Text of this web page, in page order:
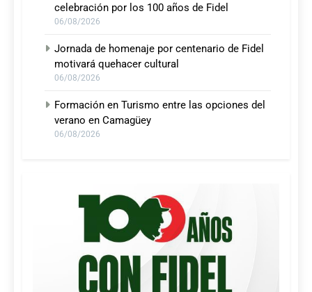
celebración por los 100 años de Fidel
06/08/2026
Jornada de homenaje por centenario de Fidel
motivará quehacer cultural
06/08/2026
Formación en Turismo entre las opciones del
verano en Camagüey
06/08/2026